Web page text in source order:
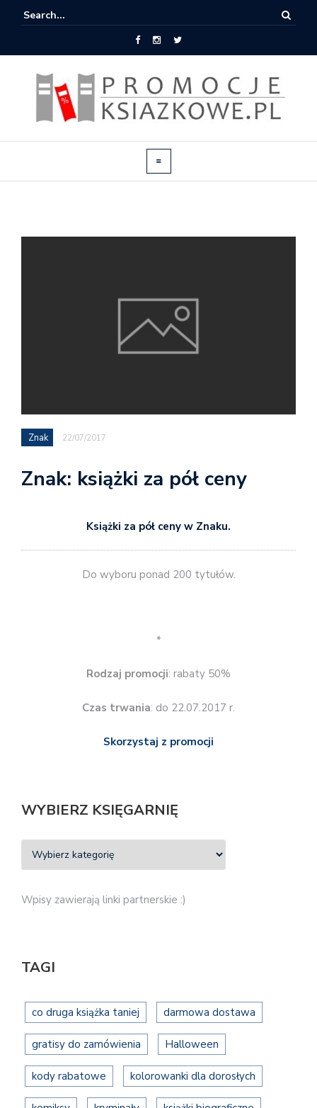
Znak 22/07/2017
Znak: książki za pół ceny
Książki za pół ceny w Znaku.
Do wyboru ponad 200 tytułów.
*
Rodzaj promocji: rabaty 50%
Czas trwania: do 22.07.2017 r.
Skorzystaj z promocji
WYBIERZ KSIĘGARNIĘ
Wpisy zawierają linki partnerskie :)
TAGI
co druga książka taniej darmowa dostawa
gratisy do zamówienia Halloween
kody rabatowe kolorowanki dla dorosłych